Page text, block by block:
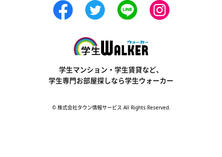
学生マンション・学生賃貸など、
学生専門お部屋探しなら学生ウォーカー
© 株式会社タウン情報サービス All Rights Reserved.